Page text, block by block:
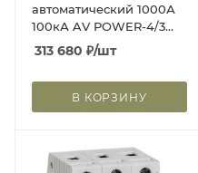
автоматический 1000А
100кА AV POWER-4/3
ETU2.0 AVERES EKF
mccb-43-1000H-2.0-av
313 680 ₽/шт
В КОРЗИНУ